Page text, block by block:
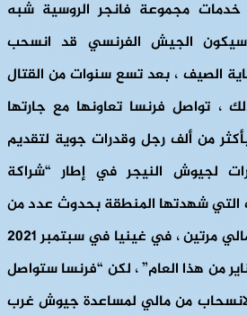
خدمات مجموعة فانجر الروسية شبه
سيكون الجيش الفرنسي قد انسحب
الصيف ، بعد تسع سنوات من القتال
، تواصل فرنسا تعاونها مع جارتها
من ألف رجل وقدرات جوية لتقديم
لجيوش النيجر في إطار “شراكة
التي شهدتها المنطقة بحدوث عدد من
الانقلابات المتتالية في مالي مرتين ، في غينيا في سبتمبر 2021
من هذا العام” ، لكن “فرنسا ستواصل
من مالي لمساعدة جيوش غرب